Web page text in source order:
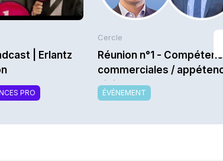
| Erlantz
PRO
Cercle
Réunion n°1 -
commerciales /
digitales : quels nouveaux
vendeurs recherchent
ÉVÉNEMENT